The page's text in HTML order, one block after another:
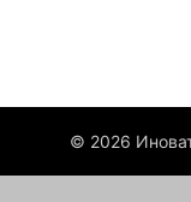
© 2026